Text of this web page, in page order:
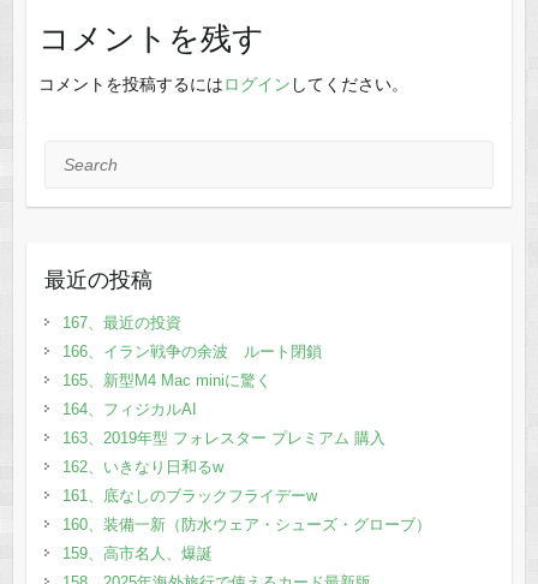
コメントを残す
コメントを投稿するにはログイン してください。
Search
最近の投稿
167、最近の投資
166、イラン戦争の余波 ルート閉鎖
165、新型M4 Mac miniに驚く
164、フィジカルAI
163、2019年型 フォレスター プレミアム 購入
162、いきなり日和るw
161、底なしのブラックフライデーw
160、装備一新（防水ウェア・シューズ・グローブ）
159、高市名人、爆誕